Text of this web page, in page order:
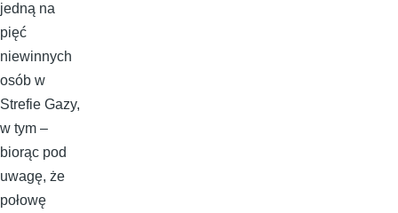
jedną na
pięć
niewinnych
osób w
Strefie Gazy,
w tym –
biorąc pod
uwagę, że
połowę